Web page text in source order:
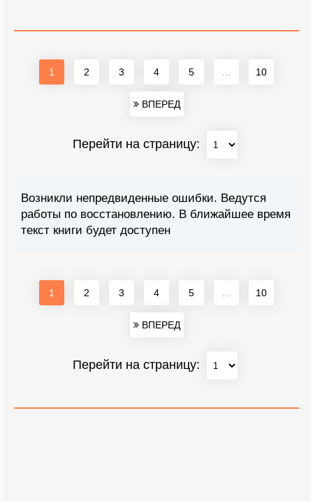
1 2 3 4 5 10
ВПЕРЕД
Перейти на страницу:
Возникли непредвиденные ошибки. Ведутся
работы по восстановлению. В ближайшее время
текст книги будет доступен
1 2 3 4 5 10
ВПЕРЕД
Перейти на страницу: